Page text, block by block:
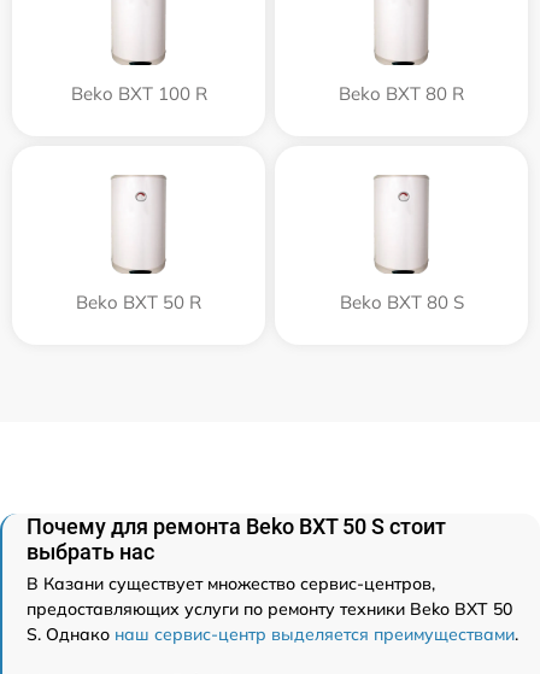
Beko BXT 100 R Beko BXT 80 R
Beko BXT 50 R Beko BXT 80 S
Почему для ремонта Beko BXT 50 S стоит
выбрать нас
В Казани существует множество сервис-центров,
предоставляющих услуги по ремонту техники Beko BXT 50
S. Однако наш сервис-центр выделяется преимуществами.